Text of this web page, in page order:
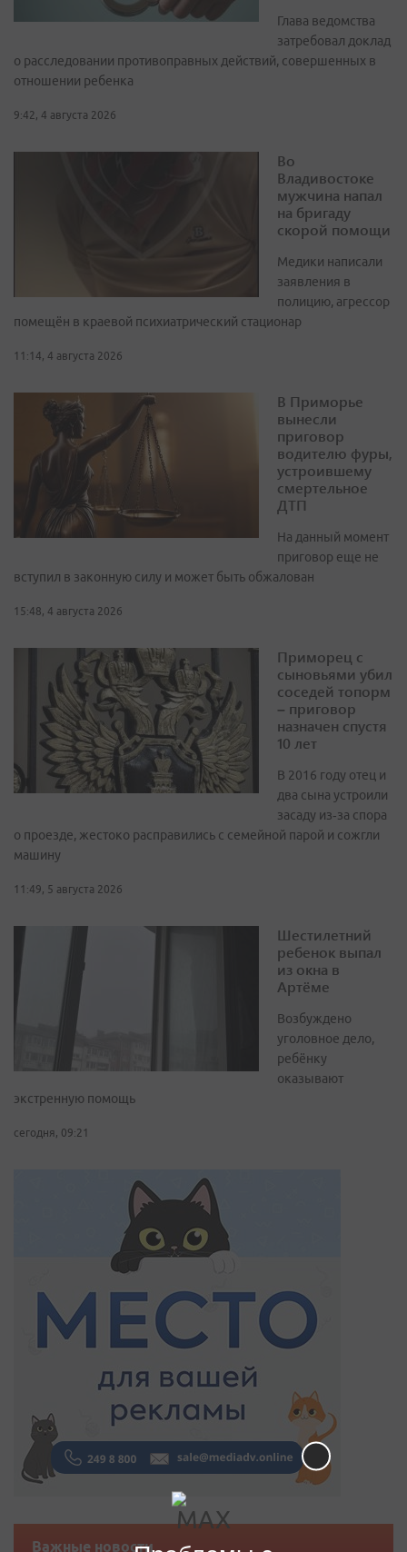
Глава ведомства
затребовал доклад
о расследовании противоправных действий, совершенных в
отношении ребенка
9:42, 4 августа 2026
Во
Владивостоке
мужчина напал
на бригаду
скорой помощи
Медики написали
заявления в
полицию, агрессор
помещён в краевой психиатрический стационар
11:14, 4 августа 2026
В Приморье
вынесли
приговор
водителю фуры,
устроившему
смертельное
ДТП
На данный момент
приговор еще не
вступил в законную силу и может быть обжалован
15:48, 4 августа 2026
Приморец с
сыновьями убил
соседей топорм
– приговор
назначен спустя
10 лет
В 2016 году отец и
два сына устроили
засаду из‑за спора
о проезде, жестоко расправились с семейной парой и сожгли
машину
11:49, 5 августа 2026
Шестилетний
ребенок выпал
из окна в
Артёме
Возбуждено
уголовное дело,
ребёнку
оказывают
экстренную помощь
сегодня, 09:21
Важные новости